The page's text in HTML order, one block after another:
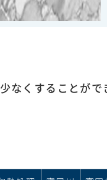
なくすることがで